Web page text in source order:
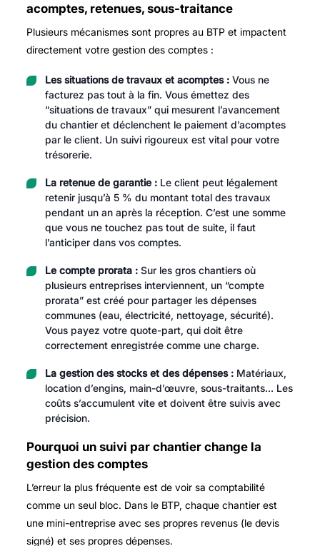
acomptes, retenues, sous-traitance
Plusieurs mécanismes sont propres au BTP et impactent
directement votre gestion des comptes :
Les situations de travaux et acomptes :Vous ne
facturez pas tout à la fin. Vous émettez des
“situations de travaux” qui mesurent l’avancement
du chantier et déclenchent le paiement d’acomptes
par le client. Un suivi rigoureux est vital pour votre
trésorerie.
La retenue de garantie :Le client peut légalement
retenir jusqu’à 5 % du montant total des travaux
pendant un an après la réception. C’est une somme
que vous ne touchez pas tout de suite, il faut
l’anticiper dans vos comptes.
Le compte prorata :Sur les gros chantiers où
plusieurs entreprises interviennent, un “compte
prorata” est créé pour partager les dépenses
communes (eau, électricité, nettoyage, sécurité).
Vous payez votre quote-part, qui doit être
correctement enregistrée comme une charge.
La gestion des stocks et des dépenses :Matériaux,
location d’engins, main-d’œuvre, sous-traitants… Les
coûts s’accumulent vite et doivent être suivis avec
précision.
Pourquoi un suivi par chantier change la
gestion des comptes
L’erreur la plus fréquente est de voir sa comptabilité
comme un seul bloc. Dans le BTP, chaque chantier est
une mini-entreprise avec ses propres revenus (le devis
signé) et ses propres dépenses.